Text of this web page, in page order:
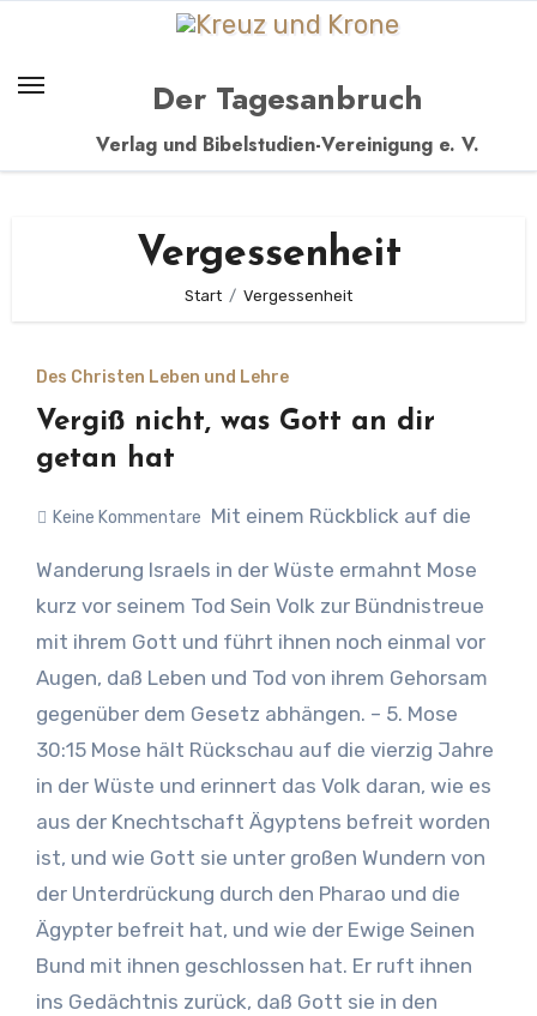
springen
Der Tagesanbruch
Verlag und Bibelstudien-Vereinigung e. V.
Vergessenheit
Start Vergessenheit
Des Christen Leben und Lehre
Vergiß nicht, was Gott an dir
getan hat
Keine Kommentare Mit einem Rückblick auf die
Wanderung Israels in der Wüste ermahnt Mose
kurz vor seinem Tod Sein Volk zur Bündnistreue
mit ihrem Gott und führt ihnen noch einmal vor
Augen, daß Leben und Tod von ihrem Gehorsam
gegenüber dem Gesetz abhängen. – 5. Mose
30:15 Mose hält Rückschau auf die vierzig Jahre
in der Wüste und erinnert das Volk daran, wie es
aus der Knechtschaft Ägyptens befreit worden
ist, und wie Gott sie unter großen Wundern von
der Unterdrückung durch den Pharao und die
Ägypter befreit hat, und wie der Ewige Seinen
Bund mit ihnen geschlossen hat. Er ruft ihnen
ins Gedächtnis zurück, daß Gott sie in den